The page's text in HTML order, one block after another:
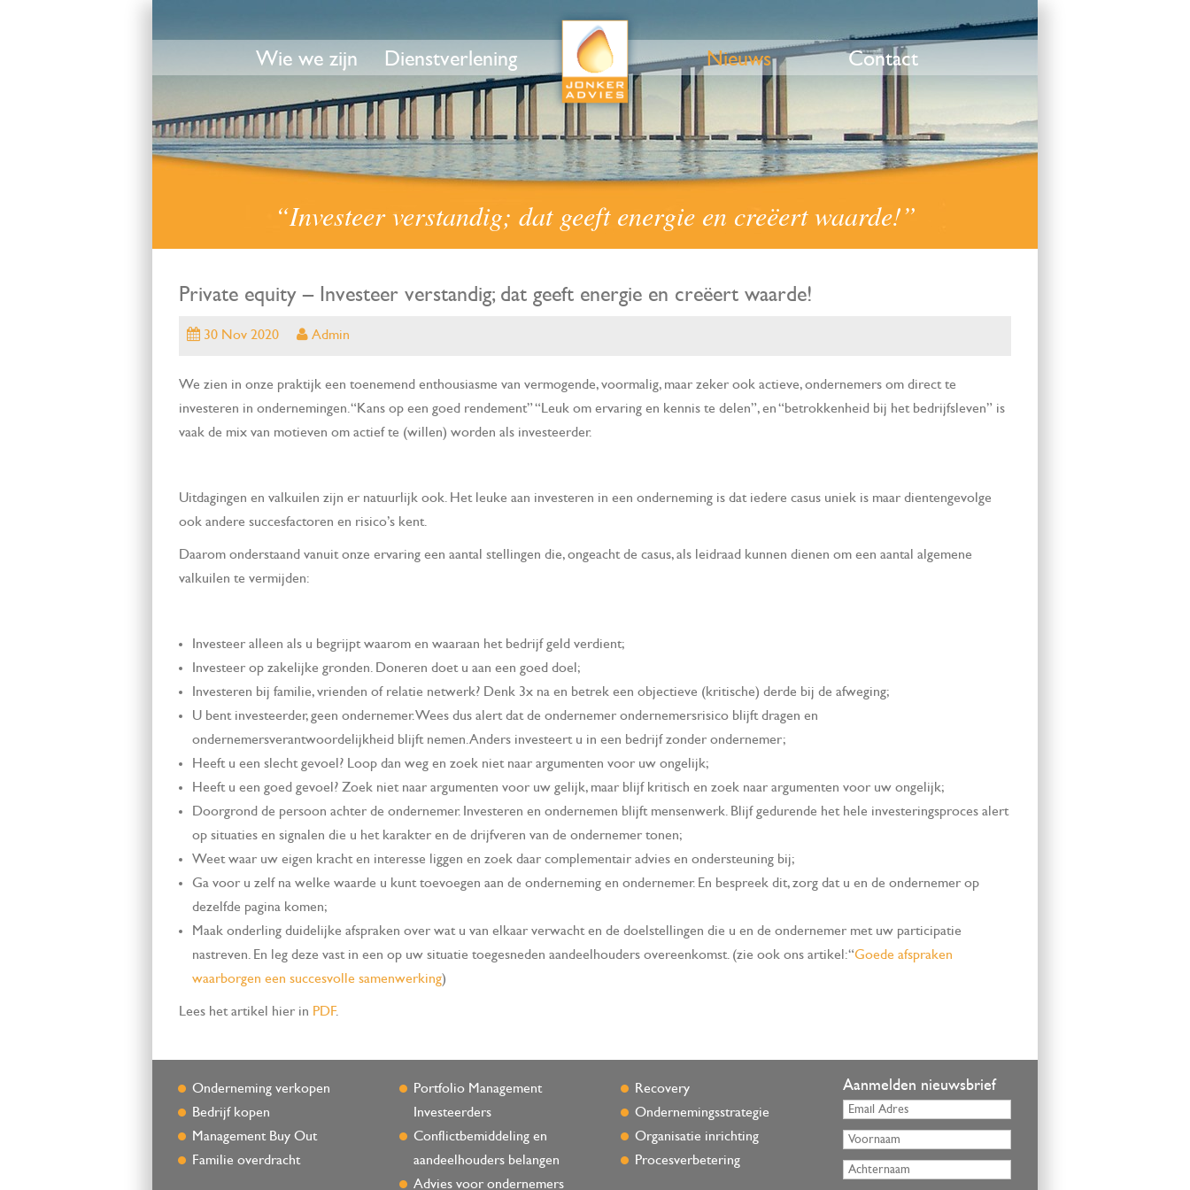
Wie we zijn Dienstverlening Nieuws Contact
“Investeer verstandig; dat geeft energie en creëert waarde!”
Private equity – Investeer verstandig; dat geeft energie en creëert waarde!
30 Nov 2020 Admin
We zien in onze praktijk een toenemend enthousiasme van vermogende, voormalig, maar zeker ook actieve, ondernemers om direct te
investeren in ondernemingen. “Kans op een goed rendement” “Leuk om ervaring en kennis te delen”, en “betrokkenheid bij het bedrijfsleven” is
vaak de mix van motieven om actief te (willen) worden als investeerder.
Uitdagingen en valkuilen zijn er natuurlijk ook. Het leuke aan investeren in een onderneming is dat iedere casus uniek is maar dientengevolge
ook andere succesfactoren en risico’s kent.
Daarom onderstaand vanuit onze ervaring een aantal stellingen die, ongeacht de casus, als leidraad kunnen dienen om een aantal algemene
valkuilen te vermijden:
Investeer alleen als u begrijpt waarom en waaraan het bedrijf geld verdient;
Investeer op zakelijke gronden. Doneren doet u aan een goed doel;
Investeren bij familie, vrienden of relatie netwerk? Denk 3x na en betrek een objectieve (kritische) derde bij de afweging;
U bent investeerder, geen ondernemer. Wees dus alert dat de ondernemer ondernemersrisico blijft dragen en
ondernemersverantwoordelijkheid blijft nemen. Anders investeert u in een bedrijf zonder ondernemer;
Heeft u een slecht gevoel? Loop dan weg en zoek niet naar argumenten voor uw ongelijk;
Heeft u een goed gevoel? Zoek niet naar argumenten voor uw gelijk, maar blijf kritisch en zoek naar argumenten voor uw ongelijk;
Doorgrond de persoon achter de ondernemer. Investeren en ondernemen blijft mensenwerk. Blijf gedurende het hele investeringsproces alert
op situaties en signalen die u het karakter en de drijfveren van de ondernemer tonen;
Weet waar uw eigen kracht en interesse liggen en zoek daar complementair advies en ondersteuning bij;
Ga voor u zelf na welke waarde u kunt toevoegen aan de onderneming en ondernemer. En bespreek dit, zorg dat u en de ondernemer op
dezelfde pagina komen;
Maak onderling duidelijke afspraken over wat u van elkaar verwacht en de doelstellingen die u en de ondernemer met uw participatie
nastreven. En leg deze vast in een op uw situatie toegesneden aandeelhouders overeenkomst. (zie ook ons artikel: “Goede afspraken
waarborgen een succesvolle samenwerking)
Lees het artikel hier in PDF.
Onderneming verkopen
Bedrijf kopen
Management Buy Out
Familie overdracht
Portfolio Management
Investeerders
Conflictbemiddeling en
aandeelhouders belangen
Advies voor ondernemers
Recovery
Ondernemingsstrategie
Organisatie inrichting
Procesverbetering
Aanmelden nieuwsbrief